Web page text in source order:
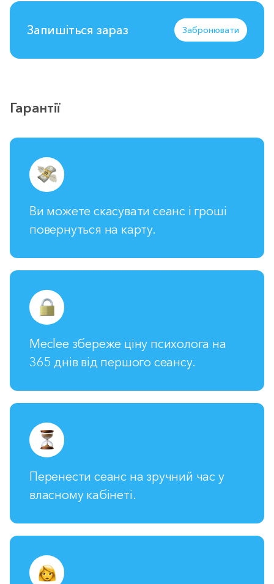
Запишіться зараз Забронювати
Гарантії
Ви можете скасувати сеанс і гроші
повернуться на карту.
Meclee збереже ціну психолога на
365 днів від першого сеансу.
Перенести сеанс на зручний час у
власному кабінеті.